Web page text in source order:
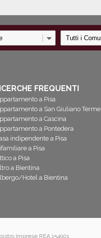
FREQUENTI
a Pisa
a San Giuliano Terme
a Cascina
a Pontedera
indipendente a Pisa
a Pisa
a Pisa
a Bientina
Hotel a Bientina
Imprese REA 154901